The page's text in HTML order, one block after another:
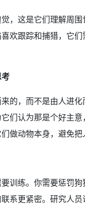
，这是它们理解周
欢跟踪和捕猎，它
考
的，而不是由人进
们认为那是个好主
做动物本身，避免
训练。你需要惩罚
系更紧密。研究人